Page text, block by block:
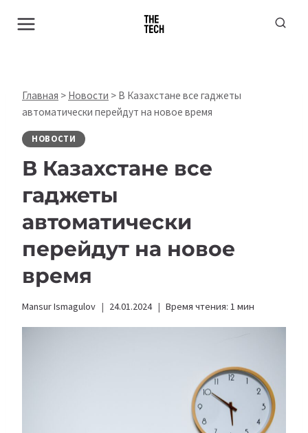
Главная > Новости > В Казахстане все гаджеты
автоматически перейдут на новое время
НОВОСТИ
В Казахстане все
гаджеты
автоматически
перейдут на новое
время
Mansur Ismagulov 24.01.2024 Время чтения: 1 мин